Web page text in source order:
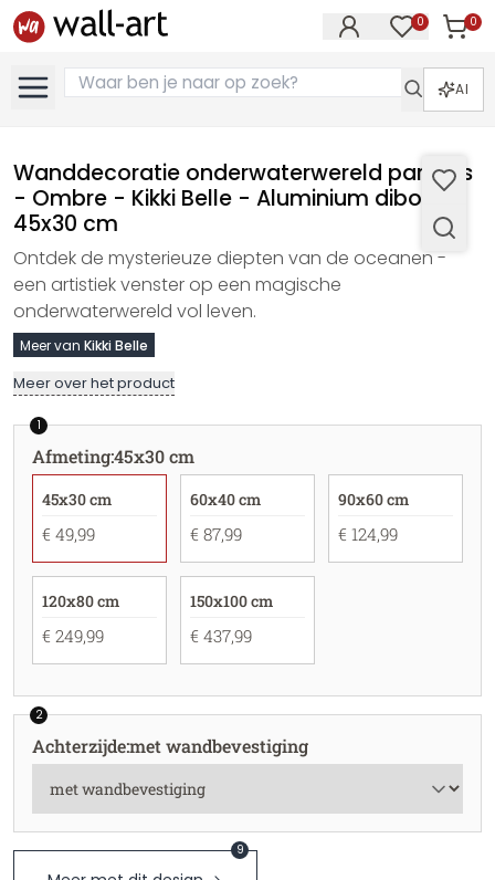
0 0
AI
Wanddecoratie onderwaterwereld paradijs
- Ombre - Kikki Belle - Aluminium dibond -
45x30 cm
Ontdek de mysterieuze diepten van de oceanen -
een artistiek venster op een magische
onderwaterwereld vol leven.
Meer van Kikki Belle
Meer over het product
1
Afmeting:45x30 cm
45x30 cm
€ 49,99
60x40 cm
€ 87,99
90x60 cm
€ 124,99
120x80 cm
€ 249,99
150x100 cm
€ 437,99
2
Achterzijde:met wandbevestiging
9